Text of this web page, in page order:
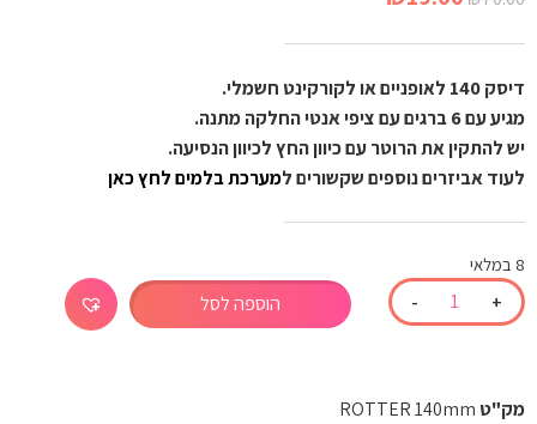
דיסק 140 לאופניים או לקורקינט חשמלי.
מגיע עם 6 ברגים עם ציפי אנטי החלקה מתנה.
יש להתקין את הרוטר עם כיוון החץ לכיוון הנסיעה.
לעוד אביזרים נוספים שקשורים למערכת בלמים לחץ כאן
8 במלאי
+
- הוספה לסל
מק"ט ROTTER 140mm